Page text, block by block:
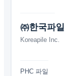
㈜한국파일
Koreapile Inc.
PHC 파일